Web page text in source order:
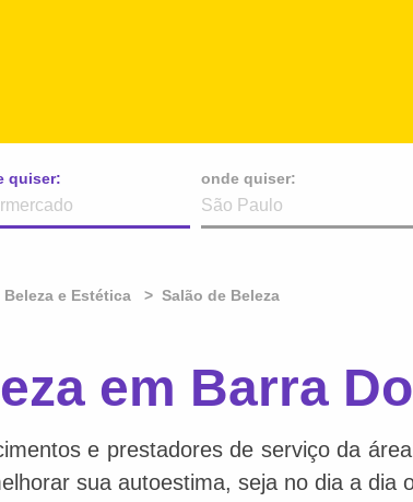
quiser:
onde quiser:
Beleza e Estética Salão de Beleza
em Barra
e prestadores de serviço da
sua autoestima, seja no dia a dia